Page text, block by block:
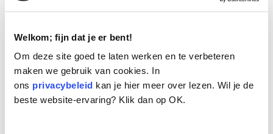
Welkom; fijn dat je er bent!
Om deze site goed te laten werken en te verbeteren
maken we gebruik van cookies. In
ons privacybeleid kan je hier meer over lezen. Wil je de
beste website-ervaring? Klik dan op OK.